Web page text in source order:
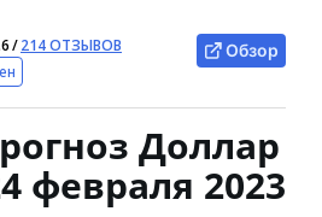
/214 ОТЗЫВОВ
Обзор
Доллар
февраля 2023